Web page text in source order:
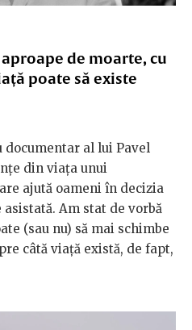
de moarte, cu
poate să existe
documentar al lui Pavel
din viața unui
ajută oameni în decizia
Am stat de vorbă
(sau nu) să mai schimbe
câtă viață există, de fapt,